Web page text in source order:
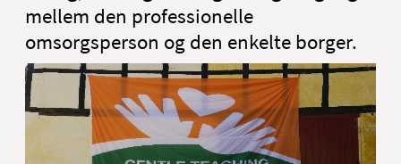
mellem den professionelle
omsorgsperson og den enkelte borger.